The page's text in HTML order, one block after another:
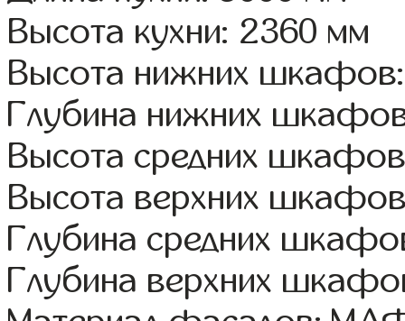
Высота кухни: 2360 мм
Высота нижних
Глубина нижних
Высота средних
Высота верхних
Глубина средних
Глубина верхних